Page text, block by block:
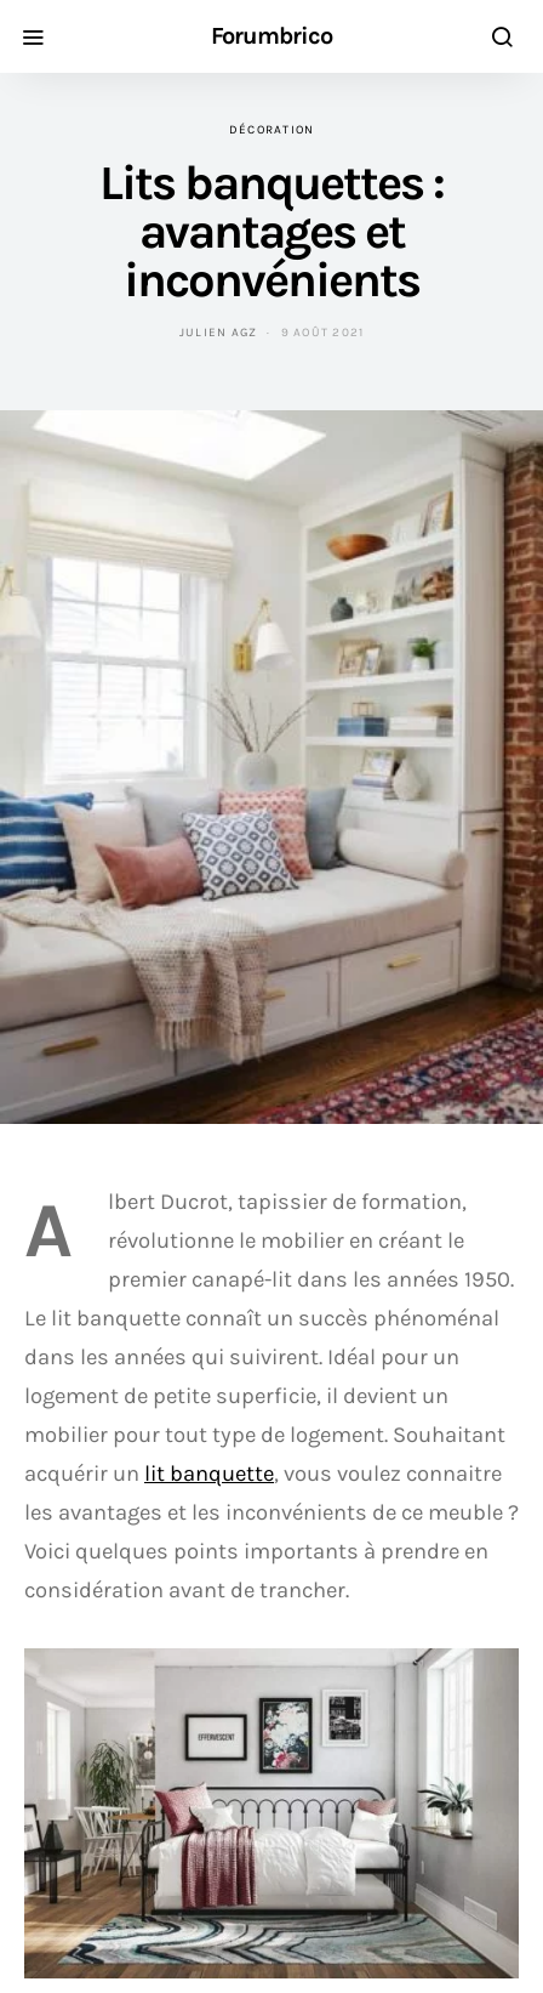
Forumbrico
DÉCORATION
Lits banquettes :
avantages et
inconvénients
JULIEN AGZ 9 AOÛT 2021
A
lbert Ducrot, tapissier de formation,
révolutionne le mobilier en créant le
premier canapé-lit dans les années 1950.
Le lit banquette connaît un succès phénoménal
dans les années qui suivirent. Idéal pour un
logement de petite superficie, il devient un
mobilier pour tout type de logement. Souhaitant
acquérir un lit banquette, vous voulez connaitre
les avantages et les inconvénients de ce meuble ?
Voici quelques points importants à prendre en
considération avant de trancher.